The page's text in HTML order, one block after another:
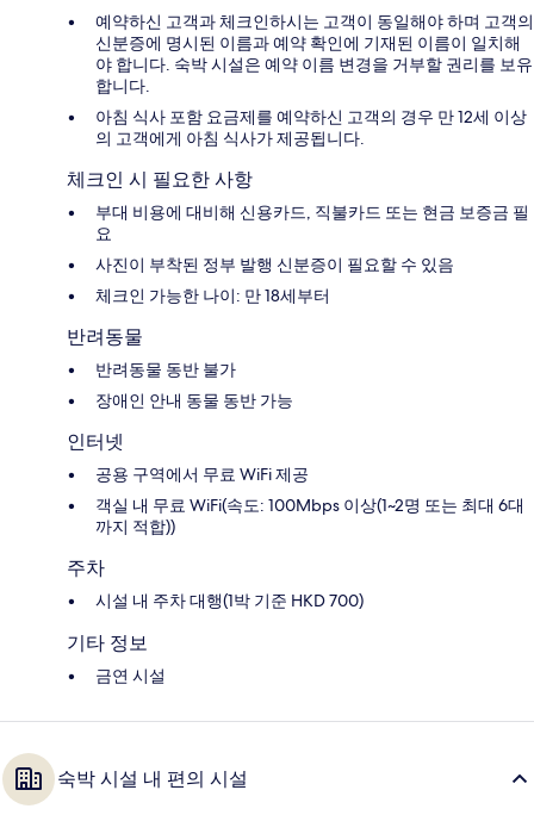
예약하신 고객과 체크인하시는 고객이 동일해야 하며 고객의
신분증에 명시된 이름과 예약 확인에 기재된 이름이 일치해
야 합니다. 숙박 시설은 예약 이름 변경을 거부할 권리를 보유
합니다.
아침 식사 포함 요금제를 예약하신 고객의 경우 만 12세 이상
의 고객에게 아침 식사가 제공됩니다.
체크인 시 필요한 사항
부대 비용에 대비해 신용카드, 직불카드 또는 현금 보증금 필
요
사진이 부착된 정부 발행 신분증이 필요할 수 있음
체크인 가능한 나이: 만 18세부터
반려동물
반려동물 동반 불가
장애인 안내 동물 동반 가능
인터넷
공용 구역에서 무료 WiFi 제공
객실 내 무료 WiFi(속도: 100Mbps 이상(1~2명 또는 최대 6대
까지 적합))
주차
시설 내 주차 대행(1박 기준 HKD 700)
기타 정보
금연 시설
숙박 시설 내 편의 시설